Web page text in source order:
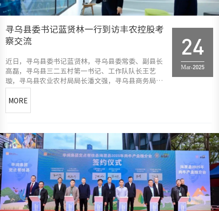
寻乌县委书记蓝贤林一行到访丰农控股考
察交流
近日，寻乌县委书记蓝贤林，寻乌县委常委、副县长
高磊，寻乌县三二五村第一书记、工作队队长王艺
璇，寻乌县农业农村局局长潘文强，寻乌县商务局党
组成员、招商中心主任潘德祥，寻乌县党建和人才服
务中心副主任古振炎一行到丰农控股考察交流。丰农
MORE
24
Mar-2025